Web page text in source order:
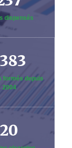
dispensés
formés depuis
2004
20